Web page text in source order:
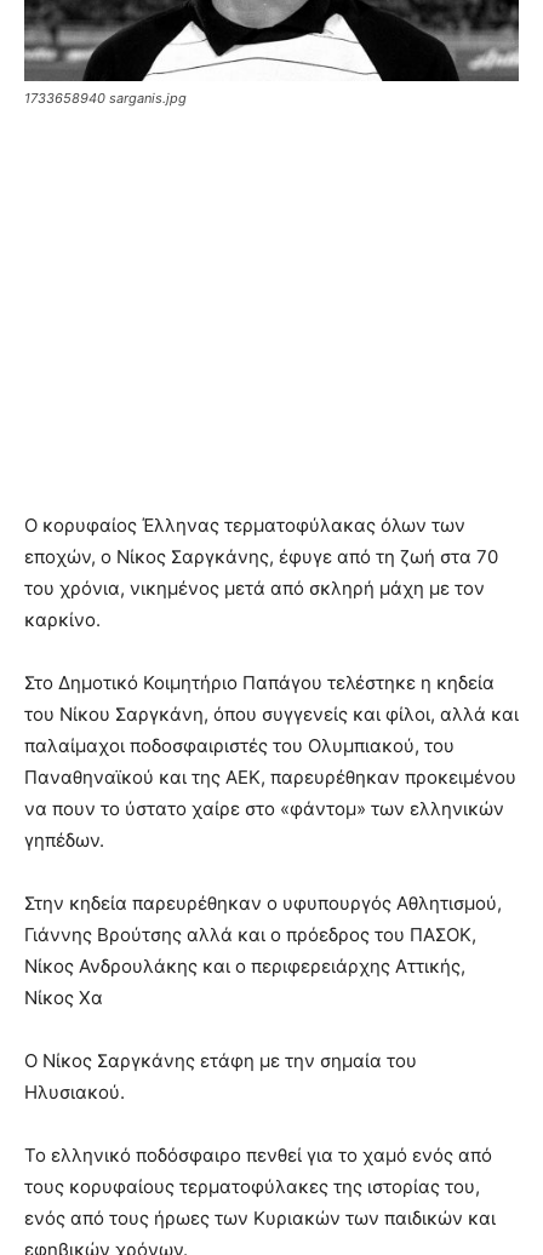
1733658940 sarganis.jpg
Ο κορυφαίος Έλληνας τερματοφύλακας όλων των
εποχών, ο Νίκος Σαργκάνης, έφυγε από τη ζωή στα 70
του χρόνια, νικημένος μετά από σκληρή μάχη με τον
καρκίνο.
Στο Δημοτικό Κοιμητήριο Παπάγου τελέστηκε η κηδεία
του Νίκου Σαργκάνη, όπου συγγενείς και φίλοι, αλλά και
παλαίμαχοι ποδοσφαιριστές του Ολυμπιακού, του
Παναθηναϊκού και της ΑΕΚ, παρευρέθηκαν προκειμένου
να πουν το ύστατο χαίρε στο «φάντομ» των ελληνικών
γηπέδων.
Στην κηδεία παρευρέθηκαν ο υφυπουργός Αθλητισμού,
Γιάννης Βρούτσης αλλά και ο πρόεδρος του ΠΑΣΟΚ,
Νίκος Ανδρουλάκης και ο περιφερειάρχης Αττικής,
Νίκος Χα
Ο Νίκος Σαργκάνης ετάφη με την σημαία του
Ηλυσιακού.
Το ελληνικό ποδόσφαιρο πενθεί για το χαμό ενός από
τους κορυφαίους τερματοφύλακες της ιστορίας του,
ενός από τους ήρωες των Κυριακών των παιδικών και
εφηβικών χρόνων.